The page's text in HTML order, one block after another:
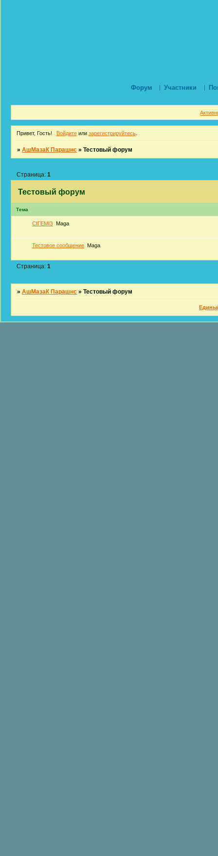
Форум Участники
Привет, Гость! Войдитеили зарегистрируйтесь.
»АшМазаК Парашнс »Тестовый форум
Тестовый форум
Страница:1
Тема
СІГЕМІЗ Maga
Тестовое сообщение Maga
Страница:1
»АшМазаК Парашнс »Тестовый форум